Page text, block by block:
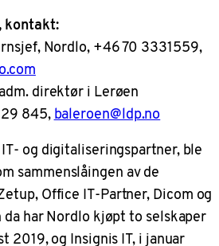
kontakt:
Nordlo, +46 70 3331559,
direktør i Lerøen
845,baleroen@ldp.no
og digitaliseringspartner, ble
sammenslåingen av de
Office IT-Partner, Dicom og
har Nordlo kjøpt to selskaper
2019, og Insignis IT, i januar